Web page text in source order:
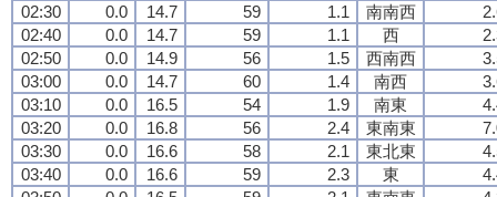
02:30
0.0 14.7 59 1.1 南南西
02:40
0.0 14.7 59 1.1 西
02:50
0.0 14.9 56 1.5 西南西
03:00
0.0 14.7 60 1.4 南西
03:10
0.0 16.5 54 1.9 南東
03:20
0.0 16.8 56 2.4 東南東
03:30
0.0 16.6 58 2.1 東北東
03:40
0.0 16.6 59 2.3 東